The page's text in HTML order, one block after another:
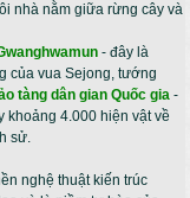
nhà nằm giữa rừng cây và
- đây là
của vua Sejong, tướng
tàng dân gian Quốc gia -
khoảng 4.000 hiện vật về
sử.
nghệ thuật kiến trúc